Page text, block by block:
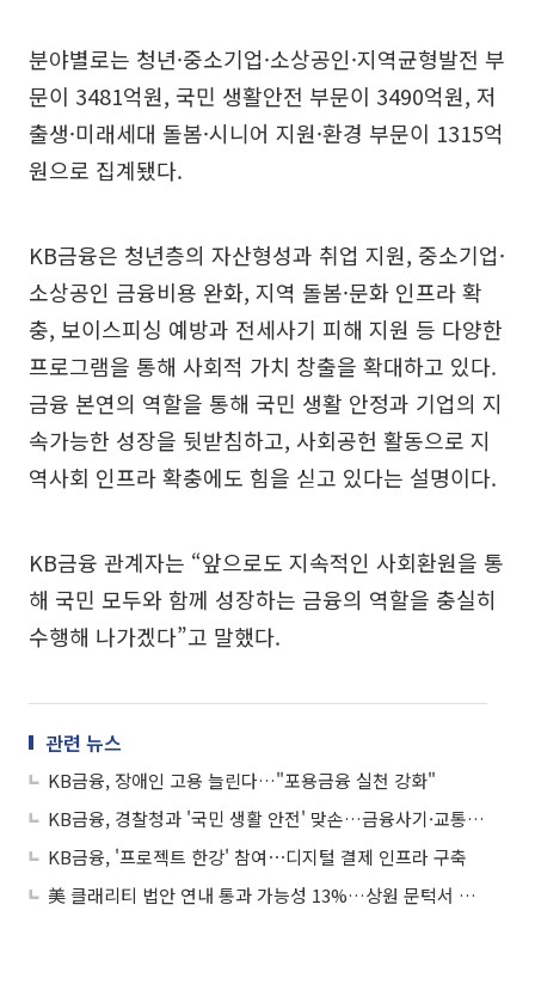
분야별로는 청년·중소기업·소상공인·지역균형발전 부
문이 3481억원, 국민 생활안전 부문이 3490억원, 저
출생·미래세대 돌봄·시니어 지원·환경 부문이 1315억
원으로 집계됐다.
KB금융은 청년층의 자산형성과 취업 지원, 중소기업·
소상공인 금융비용 완화, 지역 돌봄·문화 인프라 확
충, 보이스피싱 예방과 전세사기 피해 지원 등 다양한
프로그램을 통해 사회적 가치 창출을 확대하고 있다.
금융 본연의 역할을 통해 국민 생활 안정과 기업의 지
속가능한 성장을 뒷받침하고, 사회공헌 활동으로 지
역사회 인프라 확충에도 힘을 싣고 있다는 설명이다.
KB금융 관계자는 “앞으로도 지속적인 사회환원을 통
해 국민 모두와 함께 성장하는 금융의 역할을 충실히
수행해 나가겠다”고 말했다.
관련 뉴스
KB금융, 장애인 고용 늘린다…"포용금융 실천 강화"
KB금융, 경찰청과 '국민 생활 안전' 맞손…금융사기·교통사고 대응
KB금융, '프로젝트 한강' 참여⋯디지털 결제 인프라 구축
美 클래리티 법안 연내 통과 가능성 13%…상원 문턱서 제동